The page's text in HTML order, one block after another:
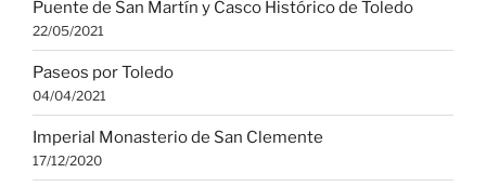
Puente de San Martín y Casco Histórico de Toledo
22/05/2021
Paseos por Toledo
04/04/2021
Imperial Monasterio de San Clemente
17/12/2020